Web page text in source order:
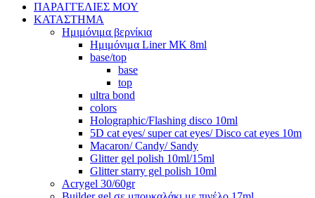
ΠΑΡΑΓΓΕΛΙΕΣ ΜΟΥ
ΚΑΤΑΣΤΗΜΑ
Ημιμόνιμα βερνίκια
Ημιμόνιμα Liner ΜΚ 8ml
base/top
base
top
ultra bond
colors
Holographic/Flashing disco 10ml
5D cat eyes/ super cat eyes/ Disco cat eyes 10m
Macaron/ Candy/ Sandy
Glitter gel polish 10ml/15ml
Glitter starry gel polish 10ml
Acrygel 30/60gr